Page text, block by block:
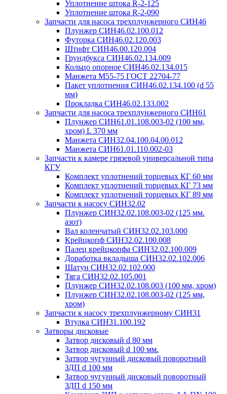
Уплотнение штока R-2-125
Уплотнение штока R-2-090
Запчасти для насоса трехплунжерного СИН46
Плунжер СИН46.02.100.012
Футорка СИН46.02.120.003
Штифт СИН46.00.120.004
Грундбукса СИН46.02.134.009
Кольцо опорное СИН46.02.134.015
Манжета М55-75 ГОСТ 22704-77
Пакет уплотнения СИН46.02.134.100 (d 55
мм)
Прокладка СИН46.02.133.002
Запчасти для насоса трехплунжерного СИН61
Плунжер СИН61.01.108.003-02 (100 мм,
хром) L 370 мм
Манжета СИН32.04.100.04.00.012
Манжета СИН61.01.110.002-03
Запчасти к камере грязевой универсальной типа
КГУ
Комплект уплотнений торцевых КГ 60 мм
Комплект уплотнений торцевых КГ 73 мм
Комплект уплотнений торцевых КГ 89 мм
Запчасти к насосу СИН32.02
Плунжер СИН32.02.108.003-02 (125 мм.
азот)
Вал коленчатый СИН32.02.103.000
Крейцкопф СИН32.02.100.008
Палец крейцкопфа СИН32.02.100.009
Доработка вкладыша СИН32.02.102.006
Шатун СИН32.02.102.000
Тяга СИН32.02.105.001
Плунжер СИН32.02.108.003 (100 мм, хром)
Плунжер СИН32.02.108.003-02 (125 мм,
хром)
Запчасти к насосу трехплунжерному СИН31
Втулка СИН31.100.192
Затворы дисковые
Затвор дисковый d 80 мм
Затвор дисковый d 100 мм.
Затвор чугунный дисковый поворотный
ЗДП d 100 мм
Затвор чугунный дисковый поворотный
ЗДП d 150 мм